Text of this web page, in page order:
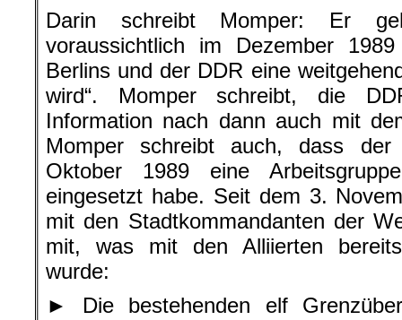
Darin schreibt Momper: Er
voraussichtlich im Dezember
Berlins und der DDR eine
wird“. Momper schreibt, die
Information nach dann auch mit
Momper schreibt auch, dass
Oktober 1989 eine
eingesetzt habe. Seit dem 3.
mit den Stadtkommandanten der
mit, was mit den Alliierten
wurde:
► Die bestehenden elf